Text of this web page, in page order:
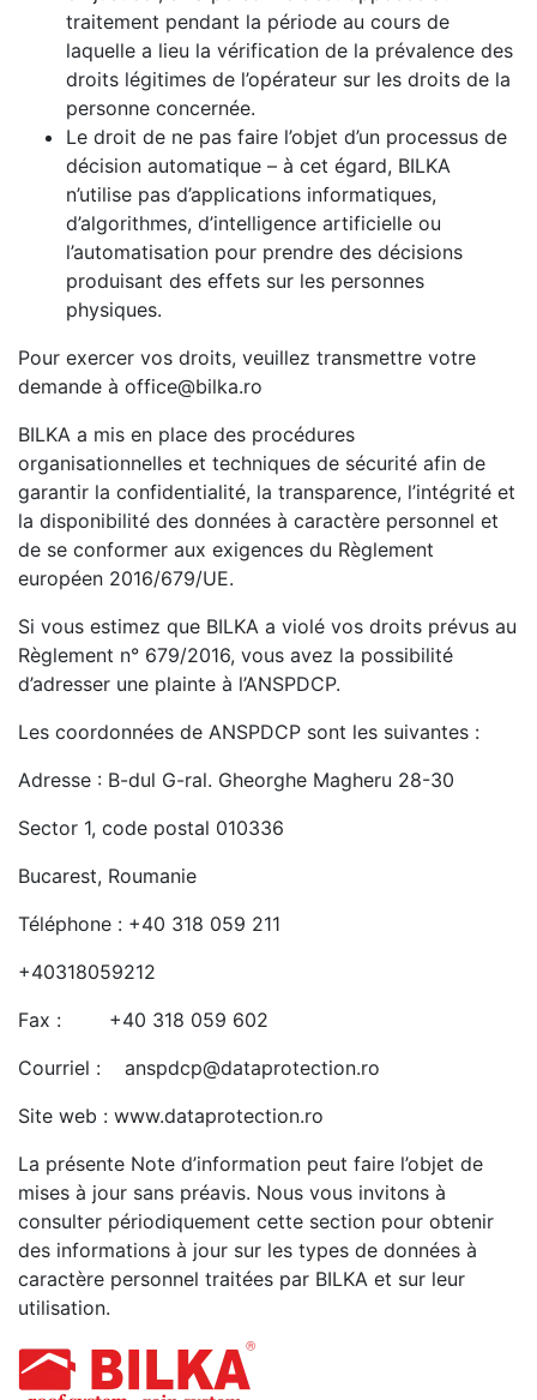
traitement pendant la période au cours de
laquelle a lieu la vérification de la prévalence des
droits légitimes de l’opérateur sur les droits de la
personne concernée.
Le droit de ne pas faire l’objet d’un processus de
décision automatique – à cet égard, BILKA
n’utilise pas d’applications informatiques,
d’algorithmes, d’intelligence artificielle ou
l’automatisation pour prendre des décisions
produisant des effets sur les personnes
physiques.
Pour exercer vos droits, veuillez transmettre votre
demande à office@bilka.ro
BILKA a mis en place des procédures
organisationnelles et techniques de sécurité afin de
garantir la confidentialité, la transparence, l’intégrité et
la disponibilité des données à caractère personnel et
de se conformer aux exigences du Règlement
européen 2016/679/UE.
Si vous estimez que BILKA a violé vos droits prévus au
Règlement n° 679/2016, vous avez la possibilité
d’adresser une plainte à l’ANSPDCP.
Les coordonnées de ANSPDCP sont les suivantes :
Adresse : B-dul G-ral. Gheorghe Magheru 28-30
Sector 1, code postal 010336
Bucarest, Roumanie
Téléphone : +40 318 059 211
+40318059212
Fax : +40 318 059 602
Courriel : anspdcp@dataprotection.ro
Site web : www.dataprotection.ro
La présente Note d’information peut faire l’objet de
mises à jour sans préavis. Nous vous invitons à
consulter périodiquement cette section pour obtenir
des informations à jour sur les types de données à
caractère personnel traitées par BILKA et sur leur
utilisation.